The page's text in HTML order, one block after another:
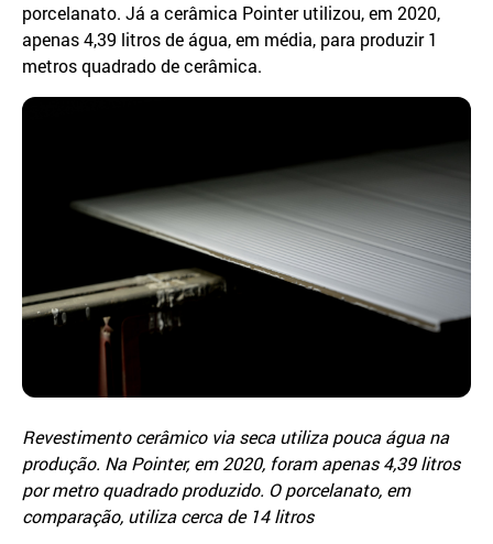
porcelanato. Já a cerâmica Pointer utilizou, em 2020,
apenas 4,39 litros de água, em média, para produzir 1
metros quadrado de cerâmica.
Revestimento cerâmico via seca utiliza pouca água na
produção. Na Pointer, em 2020, foram apenas 4,39 litros
por metro quadrado produzido. O porcelanato, em
comparação, utiliza cerca de 14 litros